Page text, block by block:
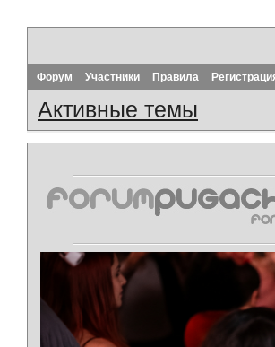
Форум Участники Правила
Активные темы